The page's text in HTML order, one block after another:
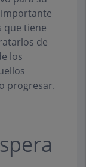
importante
que tiene
de
los
progresar.